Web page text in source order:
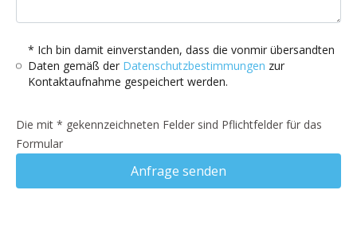
* Ich bin damit einverstanden, dass die vonmir übersandten
Daten gemäß der Datenschutzbestimmungen zur
Kontaktaufnahme gespeichert werden.
Die mit * gekennzeichneten Felder sind Pflichtfelder für das
Formular
Anfrage senden